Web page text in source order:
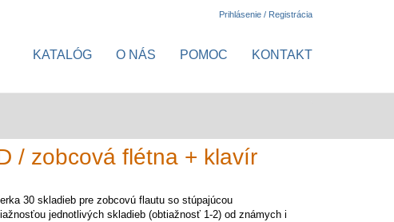
Prihlásenie / Registrácia
KATALÓG O NÁS POMOC KONTAKT
/ zobcová flétna + klavír
30 skladieb pre zobcovú flautu so stúpajúcou
jednotlivých skladieb (obtiažnosť 1-2) od známych i